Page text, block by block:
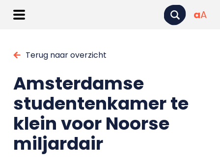
aA
Terug naar overzicht
Amsterdamse
studentenkamer te
klein voor Noorse
miljardair